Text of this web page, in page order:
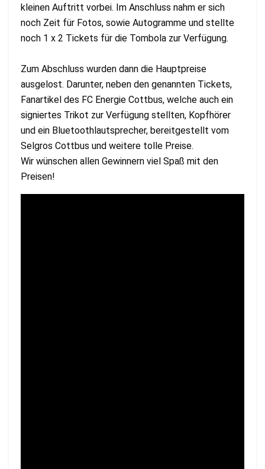
kleinen Auftritt vorbei. Im Anschluss nahm er sich
noch Zeit für Fotos, sowie Autogramme und stellte
noch 1 x 2 Tickets für die Tombola zur Verfügung.
Zum Abschluss wurden dann die Hauptpreise
ausgelost. Darunter, neben den genannten Tickets,
Fanartikel des FC Energie Cottbus, welche auch ein
signiertes Trikot zur Verfügung stellten, Kopfhörer
und ein Bluetoothlautsprecher, bereitgestellt vom
Selgros Cottbus und weitere tolle Preise.
Wir wünschen allen Gewinnern viel Spaß mit den
Preisen!